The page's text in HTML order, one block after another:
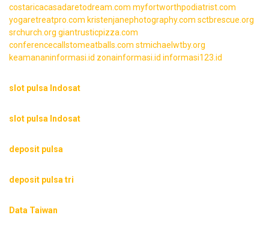
costaricacasadaretodream.com myfortworthpodiatrist.com
yogaretreatpro.com kristenjanephotography.com sctbrescue.org
srchurch.org giantrusticpizza.com
conferencecallstomeatballs.com stmichaelwtby.org
keamananinformasi.id zonainformasi.id informasi123.id
slot pulsa Indosat
slot pulsa Indosat
deposit pulsa
deposit pulsa tri
Data Taiwan